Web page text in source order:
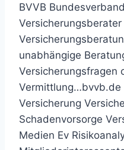
BVVB
Versicherungsberater
unabhängige
Versicherungsfragen
Vermittlung…bvvb.de
Versicherung
Schadenvorsorge
Medien Ev